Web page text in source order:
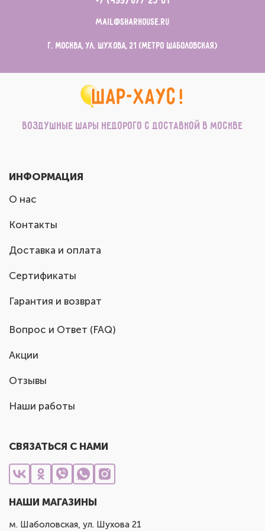
mail@sharhouse.ru
г. Москва, ул. Шухова, 21 (метро Шаболовская)
Воздушные шары недорого с доставкой в Москве
ИНФОРМАЦИЯ
О нас
Контакты
Доставка и оплата
Сертификаты
Гарантия и возврат
Вопрос и Ответ (FAQ)
Акции
Отзывы
Наши работы
СВЯЗАТЬСЯ С НАМИ
НАШИ МАГАЗИНЫ
м. Шаболовская, ул. Шухова 21